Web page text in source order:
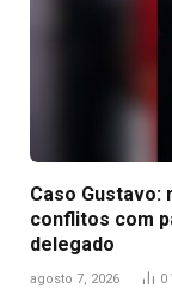
Caso Gustavo:
conflitos com
delegado
agosto 7, 2026 0